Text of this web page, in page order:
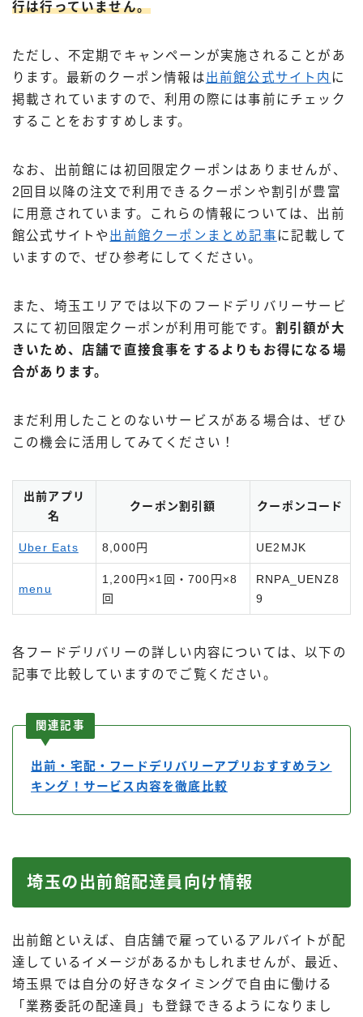
行は行っていません。
ただし、不定期でキャンペーンが実施されることがあ
ります。最新のクーポン情報は出前館公式サイト内 に
掲載されていますので、利用の際には事前にチェック
することをおすすめします。
なお、出前館には初回限定クーポンはありませんが、
2回目以降の注文で利用できるクーポンや割引が豊富
に用意されています。これらの情報については、出前
館公式サイトや 出前館クーポンまとめ記事 に記載して
いますので、ぜひ参考にしてください。
また、埼玉エリアでは以下のフードデリバリーサービ
スにて初回限定クーポンが利用可能です。 割引額が大
きいため、店舗で直接食事をするよりもお得になる場
合があります。
まだ利用したことのないサービスがある場合は、ぜひ
この機会に活用してみてください！
出前アプリ
名
クーポン割引額 クーポンコード
Uber Eats 8,000円 UE2MJK
menu
1,200円×1回・700円×8
回
RNPA_UENZ8
9
各フードデリバリーの詳しい内容については、以下の
記事で比較していますのでご覧ください。
関連記事
出前・宅配・フードデリバリーアプリおすすめラン
キング！サービス内容を徹底比較
埼玉の出前館配達員向け情報
出前館といえば、自店舗で雇っているアルバイトが配
達しているイメージがあるかもしれませんが、最近、
埼玉県では自分の好きなタイミングで自由に働ける
「業務委託の配達員」も登録できるようになりまし